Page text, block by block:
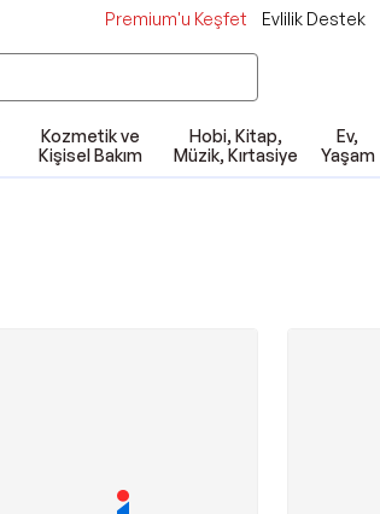
Premium'u Keşfet Evlilik Destek
Kozmetik ve
Kişisel Bakım
Hobi, Kitap,
Müzik, Kırtasiye
Ev,
Yaşam